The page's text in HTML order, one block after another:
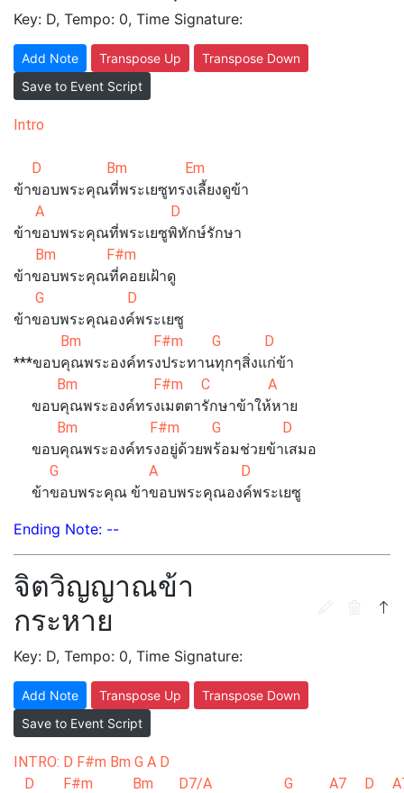
Key: D, Tempo: 0, Time Signature:
Add Note Transpose Up
Transpose Down
Save to Event Script
Intro
D Bm Em
ข้าขอบพระคุณที่พระเยซูทรงเลี้ยงดูข้า
A D
ข้าขอบพระคุณที่พระเยซูพิทักษ์รักษา
Bm F#m
ข้าขอบพระคุณที่คอยเฝ้าดู
G D
ข้าขอบพระคุณองค์พระเยซู
Bm F#m G D
***ขอบคุณพระองค์ทรงประทานทุกๆสิ่งแก่ข้า
Bm F#m C A
ขอบคุณพระองค์ทรงเมตตารักษาข้าให้หาย
Bm F#m G D
ขอบคุณพระองค์ทรงอยู่ด้วยพร้อมช่วยข้าเสมอ
G A D
ข้าขอบพระคุณ ข้าขอบพระคุณองค์พระเยซู
Ending Note: --
จิตวิญญาณข้า
กระหาย
Key: D, Tempo: 0, Time Signature:
Add Note Transpose Up
Transpose Down
Save to Event Script
INTRO: D F#m Bm G A D
D F#m Bm D7/A G A7 D